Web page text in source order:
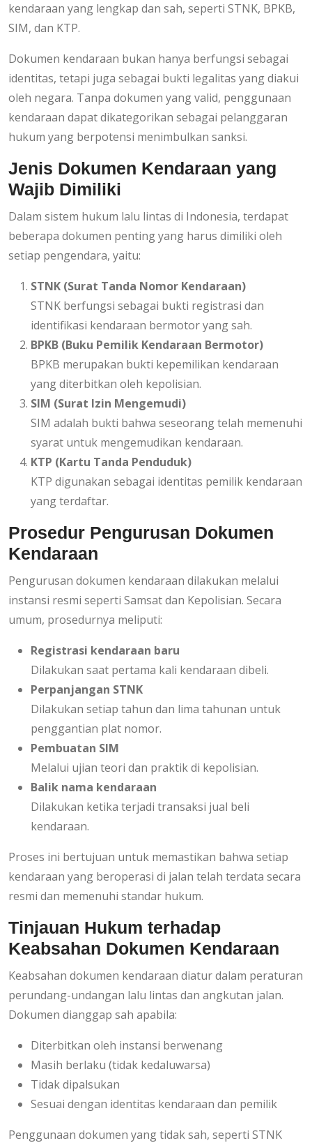
kendaraan yang lengkap dan sah, seperti STNK, BPKB,
SIM, dan KTP.
Dokumen kendaraan bukan hanya berfungsi sebagai
identitas, tetapi juga sebagai bukti legalitas yang diakui
oleh negara. Tanpa dokumen yang valid, penggunaan
kendaraan dapat dikategorikan sebagai pelanggaran
hukum yang berpotensi menimbulkan sanksi.
Jenis Dokumen Kendaraan yang
Wajib Dimiliki
Dalam sistem hukum lalu lintas di Indonesia, terdapat
beberapa dokumen penting yang harus dimiliki oleh
setiap pengendara, yaitu:
STNK (Surat Tanda Nomor Kendaraan)
STNK berfungsi sebagai bukti registrasi dan
identifikasi kendaraan bermotor yang sah.
BPKB (Buku Pemilik Kendaraan Bermotor)
BPKB merupakan bukti kepemilikan kendaraan
yang diterbitkan oleh kepolisian.
SIM (Surat Izin Mengemudi)
SIM adalah bukti bahwa seseorang telah memenuhi
syarat untuk mengemudikan kendaraan.
KTP (Kartu Tanda Penduduk)
KTP digunakan sebagai identitas pemilik kendaraan
yang terdaftar.
Prosedur Pengurusan Dokumen
Kendaraan
Pengurusan dokumen kendaraan dilakukan melalui
instansi resmi seperti Samsat dan Kepolisian. Secara
umum, prosedurnya meliputi:
Registrasi kendaraan baru
Dilakukan saat pertama kali kendaraan dibeli.
Perpanjangan STNK
Dilakukan setiap tahun dan lima tahunan untuk
penggantian plat nomor.
Pembuatan SIM
Melalui ujian teori dan praktik di kepolisian.
Balik nama kendaraan
Dilakukan ketika terjadi transaksi jual beli
kendaraan.
Proses ini bertujuan untuk memastikan bahwa setiap
kendaraan yang beroperasi di jalan telah terdata secara
resmi dan memenuhi standar hukum.
Tinjauan Hukum terhadap
Keabsahan Dokumen Kendaraan
Keabsahan dokumen kendaraan diatur dalam peraturan
perundang-undangan lalu lintas dan angkutan jalan.
Dokumen dianggap sah apabila:
Diterbitkan oleh instansi berwenang
Masih berlaku (tidak kedaluwarsa)
Tidak dipalsukan
Sesuai dengan identitas kendaraan dan pemilik
Penggunaan dokumen yang tidak sah, seperti STNK